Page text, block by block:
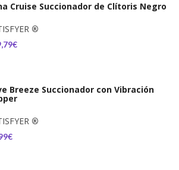
Cruise Succionador de Clítoris Negro
®
Breeze Succionador con Vibración
®